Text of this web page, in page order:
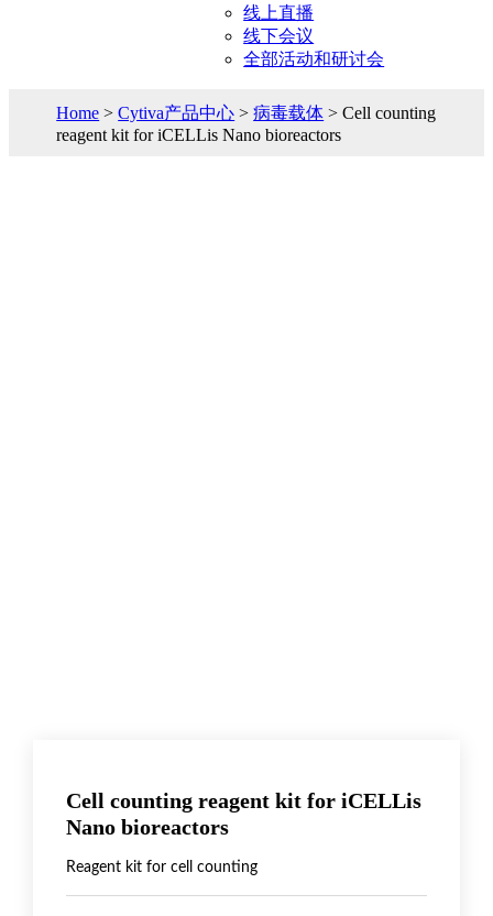
线上直播
线下会议
全部活动和研讨会
Home >Cytiva产品中心 >病毒载体 > Cell counting
reagent kit for iCELLis Nano bioreactors
Cell counting reagent kit for iCELLis
Nano bioreactors
Reagent kit for cell counting